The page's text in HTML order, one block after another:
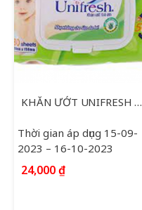
KHĂN ƯỚT UNIFRESH ALOE VERA 80 TỜ
Thời gian áp dụng 15-09-
2023 – 16-10-2023
24,000₫